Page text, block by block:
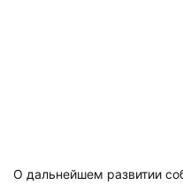
О дальнейшем развитии